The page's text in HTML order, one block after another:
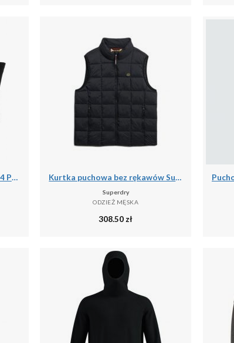
Męskie Skarpety Termiczne - 4 Pary - Czarne Kurtka puchowa bez rękawów Superdry Fuji Lite
Superdry
ODZIEŻ MĘSKA
308.50 zł